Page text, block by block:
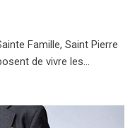
Famille, Saint Pierre
de vivre les…